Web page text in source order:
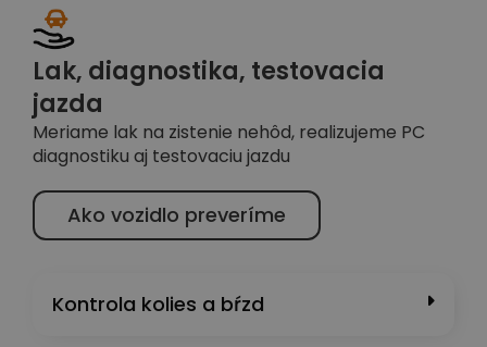
Lak, diagnostika, testovacia
jazda
Meriame lak na zistenie nehôd, realizujeme PC
diagnostiku aj testovaciu jazdu
Ako vozidlo preveríme
Kontrola kolies a bŕzd